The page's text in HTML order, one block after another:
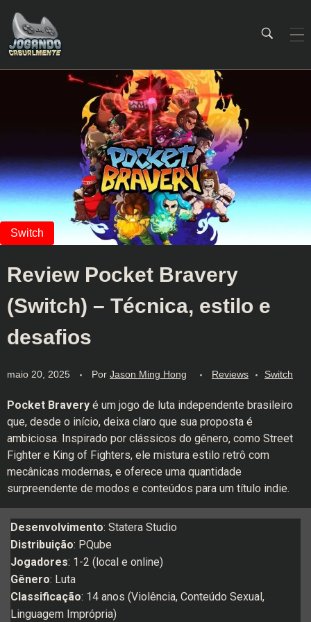
Review Pocket Bravery
(Switch) – Técnica, estilo e
desafios
maio 20, 2025 Por Jason Ming Hong Reviews Switch
Pocket Bravery é um jogo de luta independente brasileiro
que, desde o início, deixa claro que sua proposta é
ambiciosa. Inspirado por clássicos do gênero, como Street
Fighter e King of Fighters, ele mistura estilo retrô com
mecânicas modernas, e oferece uma quantidade
surpreendente de modos e conteúdos para um título indie.
Desenvolvimento: Statera Studio
Distribuição: PQube
Jogadores: 1-2 (local e online)
Gênero: Luta
Classificação: 14 anos (Violência, Conteúdo Sexual,
Linguagem Imprópria)